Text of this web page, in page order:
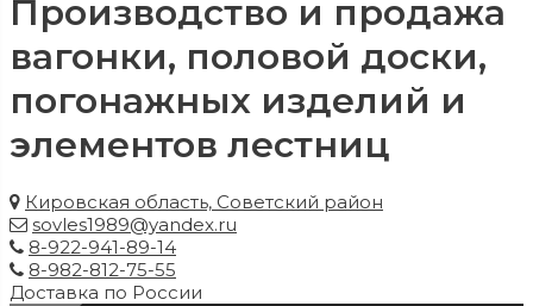
Производство и продажа
вагонки, половой доски,
погонажных изделий и
элементов лестниц
Кировская область, Советский район
sovles1989@yandex.ru
8-922-941-89-14
8-982-812-75-55
Доставка по России